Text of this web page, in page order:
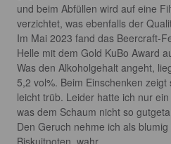
und beim Abfüllen wird auf eine
verzichtet, was ebenfalls der
Im Mai 2023 fand das Beercraft-
Helle mit dem Gold KuBo Award
Was den Alkoholgehalt angeht,
5,2 vol%. Beim Einschenken
leicht trüb. Leider hatte ich nur
was dem Schaum nicht so
Den Geruch nehme ich als
Biskuitnoten, wahr.